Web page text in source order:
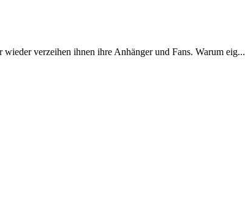
verzeihen ihnen ihre Anhänger und Fans. Warum eig...